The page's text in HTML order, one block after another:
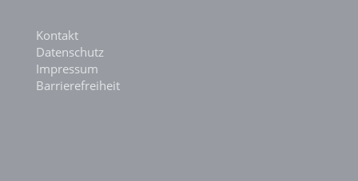
Kontakt
Datenschutz
Impressum
Barrierefreiheit